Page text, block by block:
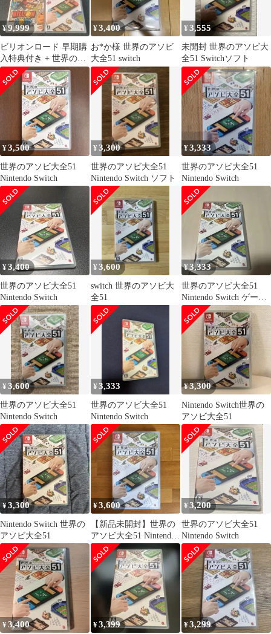
¥9,999
ビリオンロード 早期購
入特典付き + 世界のア
ソビ大全51
¥3,400
お*か様 世界のアソビ
大全51 switch
¥3,555
未開封 世界のアソビ大
全51 Switchソフト
¥3,500
世界のアソビ大全51
Nintendo Switch
¥3,300
世界のアソビ大全51
Nintendo Switch ソフト
¥3,333
世界のアソビ大全51
Nintendo Switch
¥3,400
世界のアソビ大全51
Nintendo Switch
¥3,600
switch 世界のアソビ大
全51
¥3,333
世界のアソビ大全51
Nintendo Switch ゲーム
ソフト
¥3,600
世界のアソビ大全51
Nintendo Switch
¥3,333
世界のアソビ大全51
Nintendo Switch
¥3,300
Nintendo Switch世界の
アソビ大全51
¥3,300
Nintendo Switch 世界の
アソビ大全51
¥3,600
【新品未開封】世界の
アソビ大全51 Nintendo
Switchソフト
¥3,200
世界のアソビ大全51
Nintendo Switch
¥3,400 ¥3,399 ¥3,299